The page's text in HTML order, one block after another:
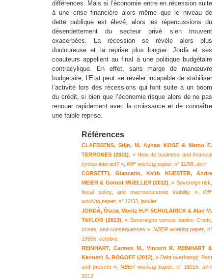
différences. Mais si l’économie entre en récession suite
à une crise financière alors même que le niveau de
dette publique est élevé, alors les répercussions du
désendettement du secteur privé s’en trouvent
exacerbées. La récession se révèle alors plus
douloureuse et la reprise plus longue. Jordà et ses
coauteurs appellent au final à une politique budgétaire
contracylique. En effet, sans marge de manœuvre
budgétaire, l’Etat peut se révéler incapable de stabiliser
l’activité lors des récessions qui font suite à un boom
du crédit, si bien que l’économie risque alors de ne pas
renouer rapidement avec la croissance et de connaître
une faible reprise.
Références
CLAESSENS, Stijn, M. Ayhan KOSE & Marco E.
TERRONES (2011)
, « How do business and financial
cycles interact? », IMF working paper , n° 11/88, avril.
CORSETTI, Giancarlo, Keith KUESTER, Andre
MEIER & Gernot MUELLER (2012) , « Sovereign risk,
fiscal policy, and macroeconomic stability », IMF
working paper , n° 12/33, janvier.
JORDÀ, Òscar, Moritz H.P. SCHULARICK & Alan M.
TAYLOR (2013) , « Sovereigns versus banks: Credit,
crises, and consequences »,NBER working paper , n°
19506, octobre.
REINHART, Carmen M., Vincent R. REINHART &
Kenneth S. ROGOFF (2012) , « Debt overhangs: Past
and present », NBER working paper , n° 18015, avril
2012.